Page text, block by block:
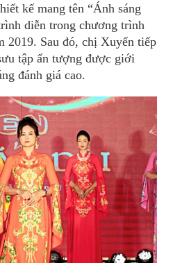
kế mang tên “Ánh sáng
diễn trong chương trình
2019. Sau đó, chị Xuyến tiếp
tập ấn tượng được giới
đánh giá cao.